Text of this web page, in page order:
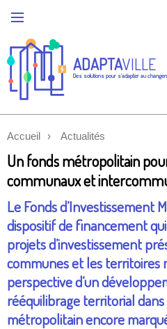
ADAPTAVILLE
Des solutions pour s'adapter au
Accueil Actualités
Un fonds métropolitain
communaux et
Le Fonds d’Investissement
dispositif de financement
projets d’investissement
communes et les territoires
perspective d’un
rééquilibrage territorial
métropolitain encore